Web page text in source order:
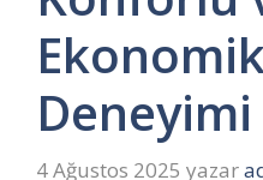
Deneyimi
4 Ağustos 2025 yazar